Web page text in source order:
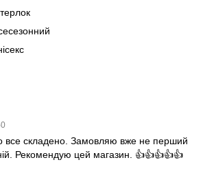
все складено. Замовляю вже не перший
Рекомендую цей магазин. 👍👍👍👍👍